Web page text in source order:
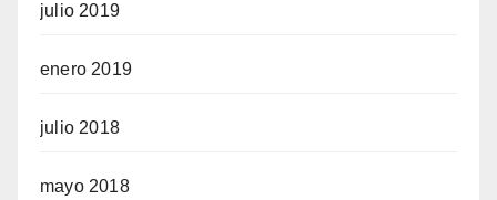
julio 2019
enero 2019
julio 2018
mayo 2018